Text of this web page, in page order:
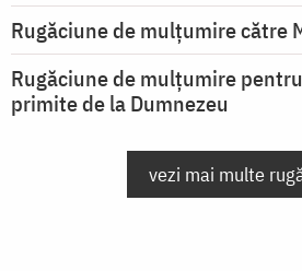
Rugăciune de mulţumire către
Rugăciune de mulțumire
primite de la Dumnezeu
vezi mai multe